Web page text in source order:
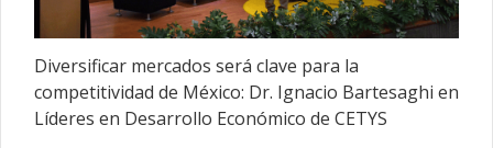
Diversificar mercados será clave para la
competitividad de México: Dr. Ignacio Bartesaghi en
Líderes en Desarrollo Económico de CETYS